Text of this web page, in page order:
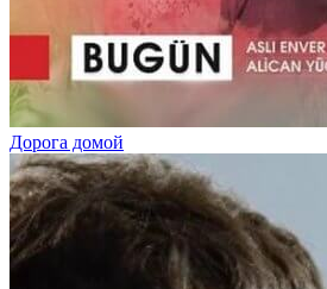
Дорога домой